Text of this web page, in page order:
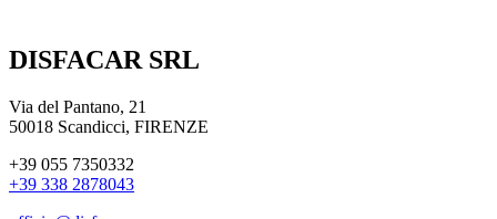
DISFACAR SRL
Via del Pantano, 21
50018 Scandicci, FIRENZE
+39 055 7350332
+39 338 2878043